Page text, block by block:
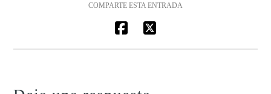
COMPARTE ESTA ENTRADA